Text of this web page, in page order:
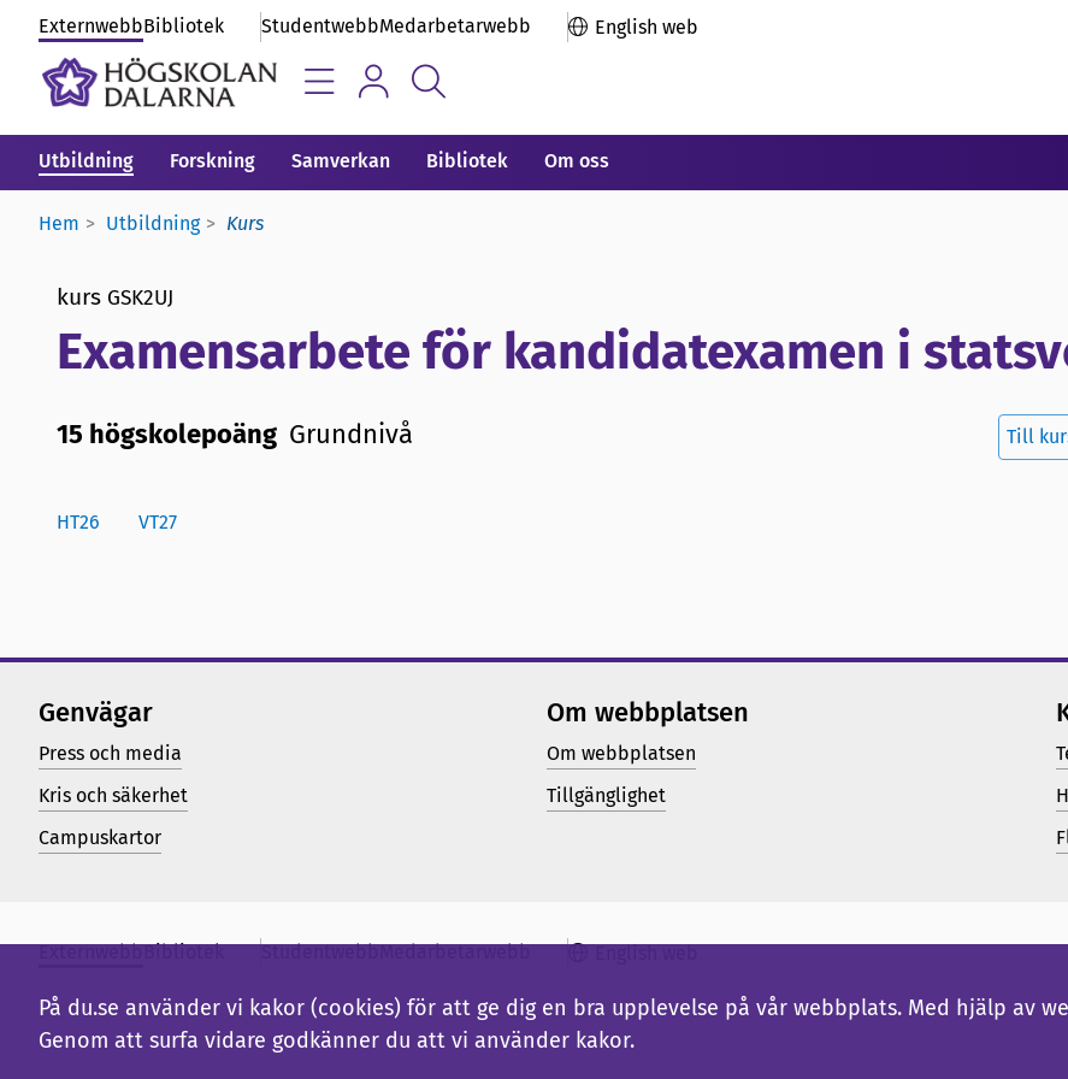
ExternwebbBibliotek StudentwebbMedarbetarwebb English web
Utbildning Forskning Samverkan Bibliotek Om oss
Hem Utbildning Kurs
kurs GSK2UJ
Examensarbete för kandidatexamen i
15 högskolepoäng Grundnivå Till
HT26 VT27
Genvägar
Press och media
Kris och säkerhet
Campuskartor
Om webbplatsen
Om webbplatsen
Tillgänglighet
ExternwebbBibliotek StudentwebbMedarbetarwebb
På du.se använder vi kakor (cookies) för att ge dig en bra upplevelse på vår webbplats. Med hjälp av
Genom att surfa vidare godkänner du att vi använder kakor.